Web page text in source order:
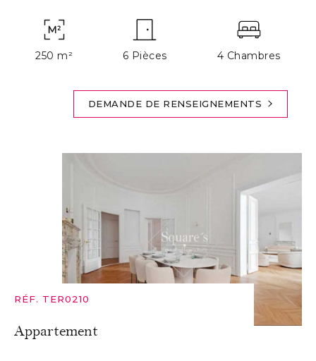
250 m² 6 Pièces 4 Chambres
DEMANDE DE RENSEIGNEMENTS
RÉF. TER0210
Appartement